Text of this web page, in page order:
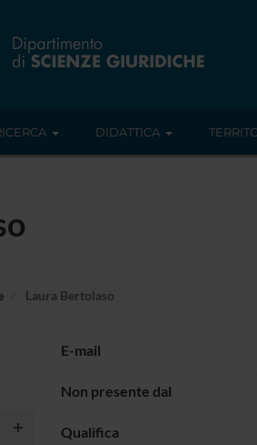
DIDATTICA
Laura Bertolaso
E-mail
Non presente dal
Qualifica